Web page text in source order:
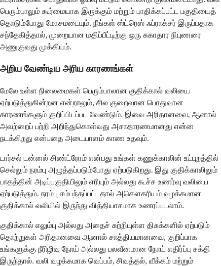
​​பெரும்பாலும் கூர்மையாக இருக்கும் மற்றும் பாதிக்கப்பட்ட பகுதியைத்
தொடும்போது மோசமடையும். நீங்கள் ஸ்ட்ரெஸ் ஃப்ராக்சர் இருப்பதாக
சந்தேகித்தால், முறையான மதிப்பீட்டிற்கு ஒரு சுகாதார நிபுணரை
அணுகுவது முக்கியம்.
அறிய வேண்டிய அரிய காரணங்கள்
மேலே உள்ள நிலைமைகள் பெரும்பாலான குதிக்கால் வலியை
ஏற்படுத்துகின்றன என்றாலும், சில குறைவான பொதுவான
காரணங்களும் குறிப்பிடப்பட வேண்டும். இவை அரிதானவை, ஆனால்
அவற்றைப் பற்றி அறிந்துகொள்வது அசாதாரணமானது என்ன
நடக்கிறது என்பதை அடையாளம் காண உதவும்.
டார்சல் டன்னல் சிண்ட்ரோம் என்பது உங்கள் கணுக்காலின் உட்புறத்தில்
செல்லும் நரம்பு அழுத்தப்படும்போது ஏற்படுகிறது. இது குதிக்காலிலும்
பாதத்தின் அடிப்பகுதியிலும் எரியும் அல்லது கூச்ச உணர்வு வலியை
ஏற்படுத்தும். நரம்பு சம்பந்தப்பட்டதால் அசௌகரியம் வழக்கமான
குதிக்கால் வலியில் இருந்து வித்தியாசமாக உணரப்படலாம்.
குதிக்கால் எலும்பு அல்லது அதைச் சுற்றியுள்ள திசுக்களில் ஏற்படும்
தொற்றுகள் அரிதானவை ஆனால் சாத்தியமானவை, குறிப்பாக
உங்களுக்கு நீரிழிவு நோய் அல்லது பலவீனமான நோய் எதிர்ப்பு சக்தி
இருந்தால். வலி ​​வழக்கமாக வெப்பம், சிவத்தல், வீக்கம் மற்றும்